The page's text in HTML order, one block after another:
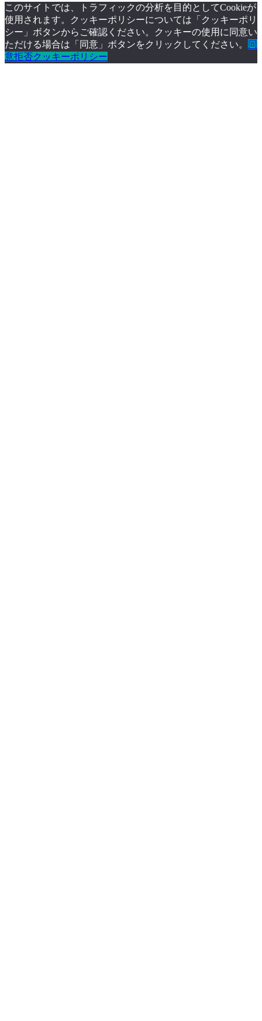
このサイトでは、トラフィックの分析を目的としてCookieが
使用されます。クッキーポリシーについては「クッキーポリ
シー」ボタンからご確認ください。クッキーの使用に同意い
ただける場合は「同意」ボタンをクリックしてください。
同
意拒否クッキーポリシー